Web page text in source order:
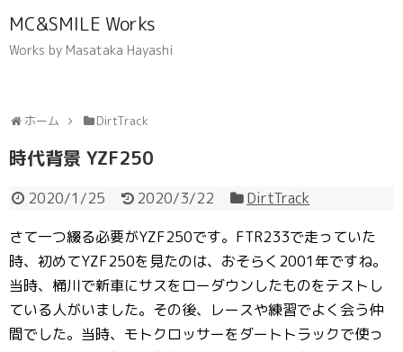
MC&SMILE Works
Works by Masataka Hayashi
ホーム DirtTrack
時代背景 YZF250
2020/1/25 2020/3/22
DirtTrack
さて一つ綴る必要がYZF250です。FTR233で走っていた
時、初めてYZF250を見たのは、おそらく2001年ですね。
当時、桶川で新車にサスをローダウンしたものをテストし
ている人がいました。その後、レースや練習でよく会う仲
間でした。当時、モトクロッサーをダートトラックで使っ